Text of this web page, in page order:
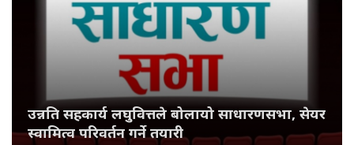
उन्नति सहकार्य लघुवित्तले बोलायो साधारणसभा, सेयर
स्वामित्व परिवर्तन गर्ने तयारी